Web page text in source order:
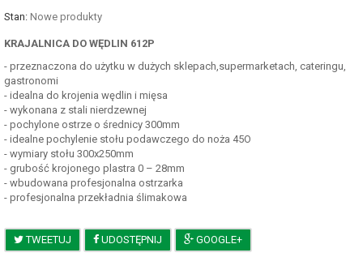
Stan: Nowe produkty
KRAJALNICA DO WĘDLIN 612P
- przeznaczona do użytku w dużych sklepach,supermarketach, cateringu,
gastronomi
- idealna do krojenia wędlin i mięsa
- wykonana z stali nierdzewnej
- pochylone ostrze o średnicy 300mm
- idealne pochylenie stołu podawczego do noża 45O
- wymiary stołu 300x250mm
- grubość krojonego plastra 0 – 28mm
- wbudowana profesjonalna ostrzarka
- profesjonalna przekładnia ślimakowa
TWEETUJ UDOSTĘPNIJ GOOGLE+